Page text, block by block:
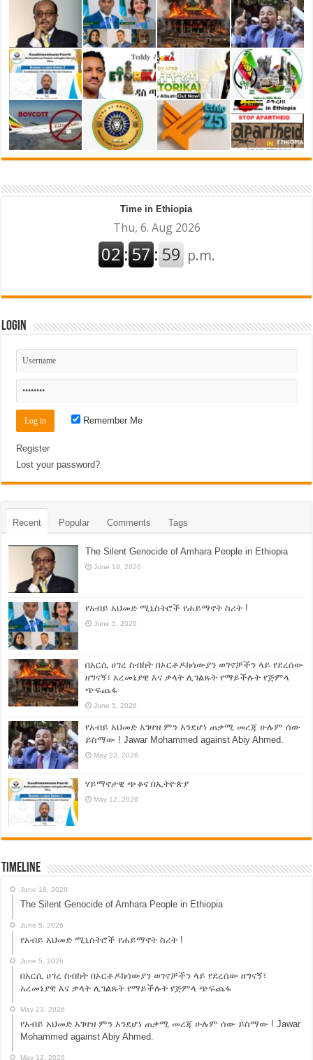
Time in Ethiopia
Login
Remember Me
Register
Lost your password?
Recent Popular Comments Tags
The Silent Genocide of Amhara People in Ethiopia
June 18, 2026
የአብይ አህመድ ሚኒስትሮች የሐይማኖት ስሪት !
June 5, 2026
በአርሲ ሀገረ ስብከት በኦርቶዶክሳውያን ወገኖቻችን ላይ የደረሰው
ዘግናኝ፣ አረመኔያዊ እና ቃላት ሊገልጹት የማይችሉት የጅምላ
ጭፍጨፋ
June 5, 2026
የአብይ አህመድ አገዛዝ ምን እንደሆነ ጠቃሚ መረጃ ሁሉም ሰው
ይስማው ! Jawar Mohammed against Abiy Ahmed.
May 23, 2026
ሃይማኖታዊ ጭቆና በኢትዮጵያ
May 12, 2026
Timeline
June 18, 2026
The Silent Genocide of Amhara People in Ethiopia
June 5, 2026
የአብይ አህመድ ሚኒስትሮች የሐይማኖት ስሪት !
June 5, 2026
በአርሲ ሀገረ ስብከት በኦርቶዶክሳውያን ወገኖቻችን ላይ የደረሰው ዘግናኝ፣
አረመኔያዊ እና ቃላት ሊገልጹት የማይችሉት የጅምላ ጭፍጨፋ
May 23, 2026
የአብይ አህመድ አገዛዝ ምን እንደሆነ ጠቃሚ መረጃ ሁሉም ሰው ይስማው ! Jawar
Mohammed against Abiy Ahmed.
May 12, 2026